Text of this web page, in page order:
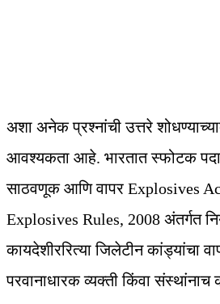
अशा अनेक प्रश्‍नांची उत्तरे
आवश्‍यकता आहे. भारतात स्फोटक
साठवणूक आणि वापर Explosives
Explosives Rules, 2008 अंतर्गत
कायदेशीररित्या जिलेटीन कांड्यांचा
परवानाधारक व्यक्ती किंवा संस्थांनाच